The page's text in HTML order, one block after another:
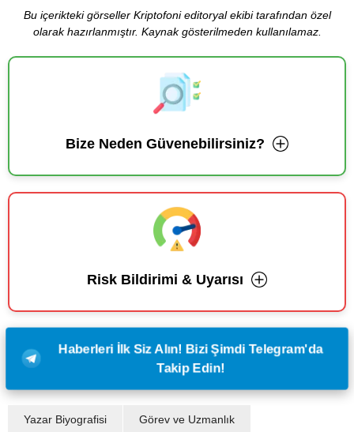
Bu içerikteki görseller Kriptofoni editoryal ekibi tarafından özel
olarak hazırlanmıştır. Kaynak gösterilmeden kullanılamaz.
Bize Neden Güvenebilirsiniz?
Risk Bildirimi & Uyarısı
Haberleri İlk Siz Alın! Bizi Şimdi Telegram'da
Takip Edin!
Yazar Biyografisi Görev ve Uzmanlık